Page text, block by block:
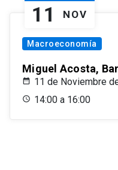
11 NOV
Macroeconomía
Miguel Acosta,
11 de Noviembre
14:00 a 16:00